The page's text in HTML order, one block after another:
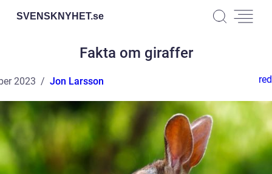
SVENSKNYHET.se
Fakta om giraffer
2023 Jon Larsson